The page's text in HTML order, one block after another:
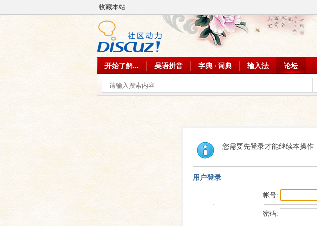
收藏本站
开始了解... 吴语拼音 字典 · 词典 输入法 论坛
您需要先登录才能继续本操作
用户登录
帐号:
密码: